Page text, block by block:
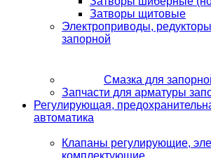
Затворы щитовые
Электроприводы,
запорной
Смазка для
Запчасти для арматуры
Регулирующая,
автоматика
Клапаны регулирующие,
комплектующие